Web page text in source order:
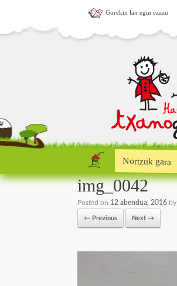
Gurekin lan egin ezazu
Nortzuk gara
img_0042
Posted on 12 abendua, 2016 by
← Previous Next →